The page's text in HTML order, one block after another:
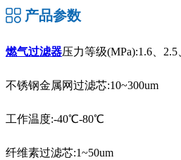
产品参数
燃气过滤器压力等级(MPa):1.6、2.5
不锈钢金属网过滤芯:10~300um
工作温度:-40℃-80℃
纤维素过滤芯:1~50um